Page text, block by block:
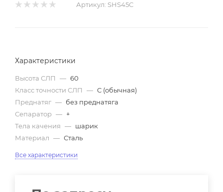
Артикул: SHS45C
Характеристики
Высота СЛП — 60
Класс точности СЛП
— C (обычная)
Преднатяг — без преднатяга
Сепаратор — +
Тела качения — шарик
Материал — Сталь
Все характеристики